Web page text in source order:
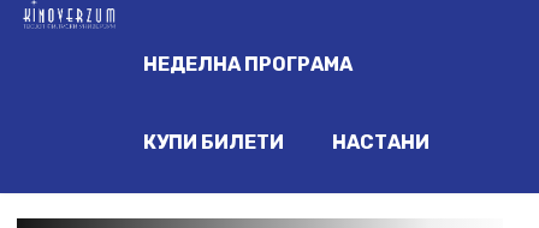
НЕДЕЛНА ПРОГРАМА
КУПИ БИЛЕТИ НАСТАНИ